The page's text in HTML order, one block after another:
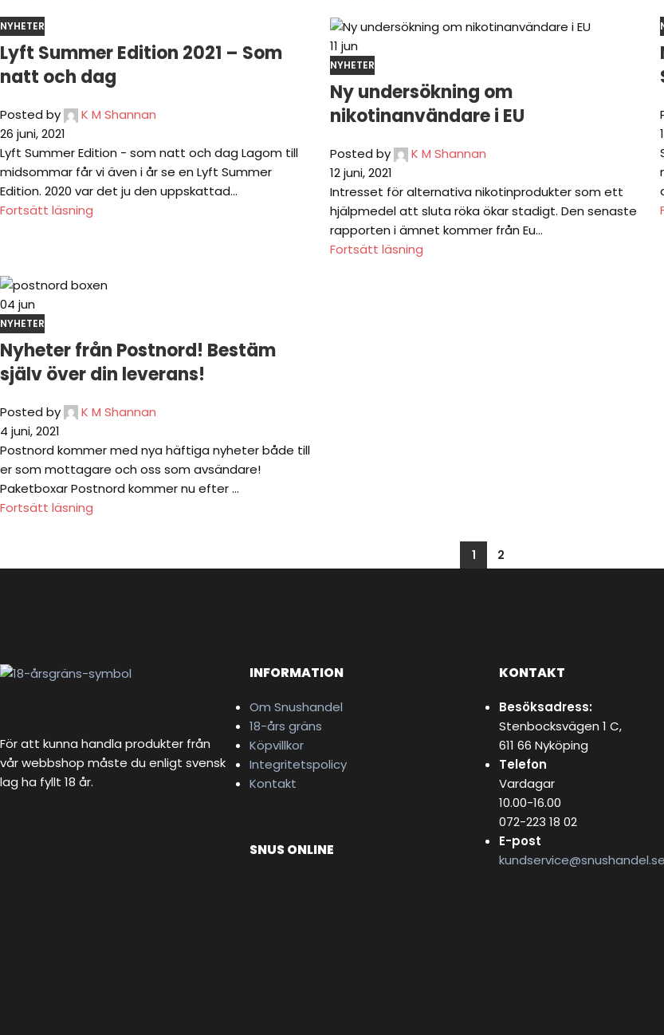
NYHETER
Lyft Summer Edition 2021 – Som
natt och dag
Posted by
K M Shannan
26 juni, 2021
Lyft Summer Edition - som natt och dag Lagom till
midsommar får vi även i år se en Lyft Summer
Edition. 2020 var det ju den uppskattad...
Fortsätt läsning
11 jun
NYHETER
Ny undersökning om
nikotinanvändare i EU
Posted by
K M Shannan
12 juni, 2021
Intresset för alternativa nikotinprodukter som ett
hjälpmedel att sluta röka ökar stadigt. Den senaste
rapporten i ämnet kommer från Eu...
Fortsätt läsning
04 jun
NYHETER
Nyheter från Postnord! Bestäm
själv över din leverans!
Posted by
K M Shannan
4 juni, 2021
Postnord kommer med nya häftiga nyheter både till
er som mottagare och oss som avsändare!
Paketboxar Postnord kommer nu efter ...
Fortsätt läsning
1 2
För att kunna handla produkter från
vår webbshop måste du enligt svensk
lag ha fyllt 18 år.
INFORMATION
Om Snushandel
18-års gräns
Köpvillkor
Integritetspolicy
Kontakt
SNUS ONLINE
KONTAKT
Besöksadress:
Stenbocksvägen 1 C,
611 66 Nyköping
Telefon
Vardagar
10.00-16.00
072-223 18 02
E-post
kundservice@snushandel.se